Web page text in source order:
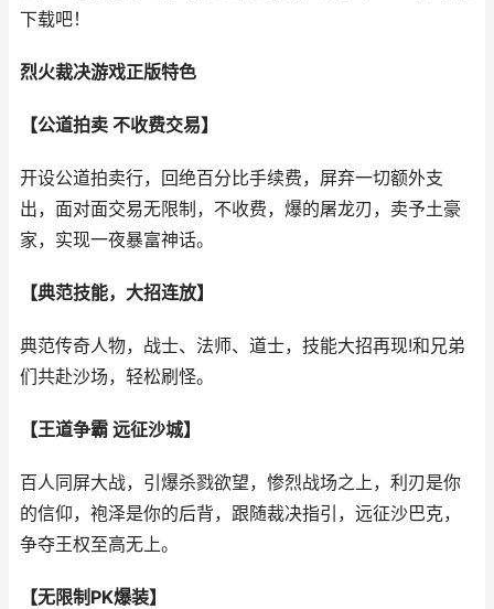
下载吧！
烈火裁决游戏正版特色
【公道拍卖 不收费交易】
开设公道拍卖行，回绝百分比手续费，屏弃一切额外支
出，面对面交易无限制，不收费，爆的屠龙刃，卖予土豪
家，实现一夜暴富神话。
【典范技能，大招连放】
典范传奇人物，战士、法师、道士，技能大招再现!和兄弟
们共赴沙场，轻松刷怪。
【王道争霸 远征沙城】
百人同屏大战，引爆杀戮欲望，惨烈战场之上，利刃是你
的信仰，袍泽是你的后背，跟随裁决指引，远征沙巴克，
争夺王权至高无上。
【无限制PK爆装】